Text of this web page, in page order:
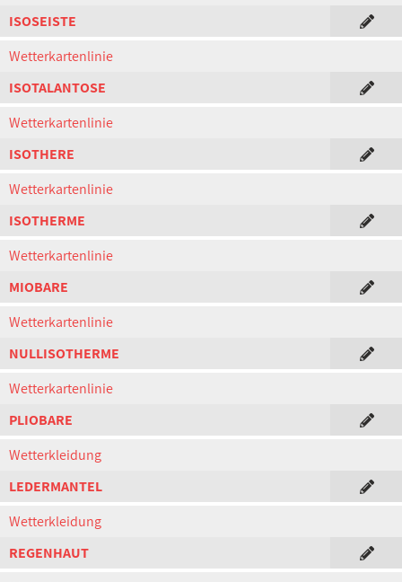
ISOSEISTE
Wetterkartenlinie
ISOTALANTOSE
Wetterkartenlinie
ISOTHERE
Wetterkartenlinie
ISOTHERME
Wetterkartenlinie
MIOBARE
Wetterkartenlinie
NULLISOTHERME
Wetterkartenlinie
PLIOBARE
Wetterkleidung
LEDERMANTEL
Wetterkleidung
REGENHAUT